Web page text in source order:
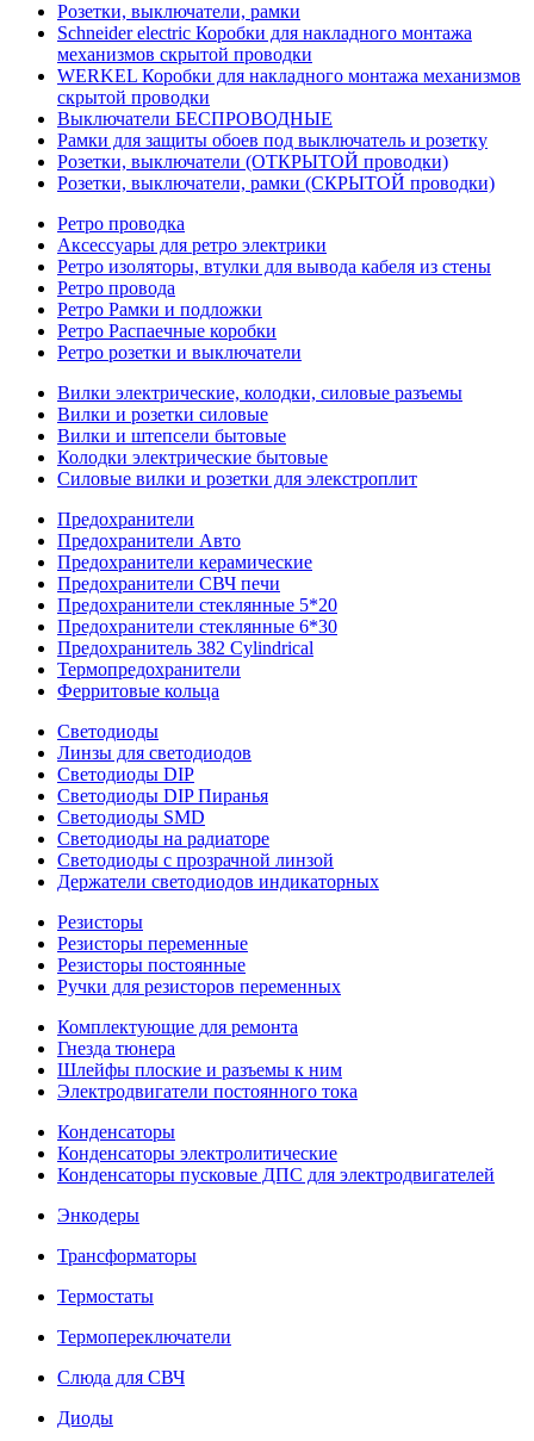
Розетки, выключатели, рамки
Schneider electric Коробки для накладного монтажа
механизмов скрытой проводки
WERKEL Коробки для накладного монтажа механизмов
скрытой проводки
Выключатели БЕСПРОВОДНЫЕ
Рамки для защиты обоев под выключатель и розетку
Розетки, выключатели (ОТКРЫТОЙ проводки)
Розетки, выключатели, рамки (СКРЫТОЙ проводки)
Ретро проводка
Аксессуары для ретро электрики
Ретро изоляторы, втулки для вывода кабеля из стены
Ретро провода
Ретро Рамки и подложки
Ретро Распаечные коробки
Ретро розетки и выключатели
Вилки электрические, колодки, силовые разъемы
Вилки и розетки силовые
Вилки и штепсели бытовые
Колодки электрические бытовые
Силовые вилки и розетки для элекстроплит
Предохранители
Предохранители Авто
Предохранители керамические
Предохранители СВЧ печи
Предохранители стеклянные 5*20
Предохранители стеклянные 6*30
Предохранитель 382 Cylindrical
Термопредохранители
Ферритовые кольца
Светодиоды
Линзы для светодиодов
Светодиоды DIP
Светодиоды DIP Пиранья
Светодиоды SMD
Светодиоды на радиаторе
Светодиоды с прозрачной линзой
Держатели светодиодов индикаторных
Резисторы
Резисторы переменные
Резисторы постоянные
Ручки для резисторов переменных
Комплектующие для ремонта
Гнезда тюнера
Шлейфы плоские и разъемы к ним
Электродвигатели постоянного тока
Конденсаторы
Конденсаторы электролитические
Конденсаторы пусковые ДПС для электродвигателей
Энкодеры
Трансформаторы
Термостаты
Термопереключатели
Слюда для СВЧ
Диоды